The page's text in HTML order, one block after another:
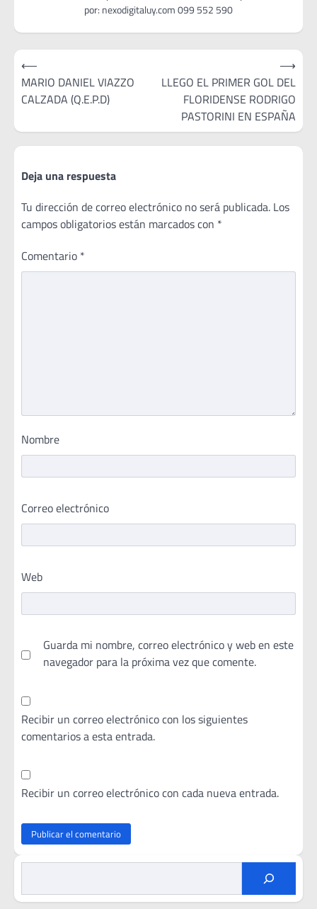
Navegación
de
entradas
⟵
MARIO DANIEL VIAZZO
CALZADA (Q.E.P.D)
LLEGO EL PRIMER GOL DEL
FLORIDENSE RODRIGO
PASTORINI EN ESPAÑA
⟶
Deja una respuesta
Tu dirección de correo electrónico no será publicada. Los
campos obligatorios están marcados con *
Comentario *
Nombre
Correo electrónico
Web
Guarda mi nombre, correo electrónico y web en este
navegador para la próxima vez que comente.
Recibir un correo electrónico con los siguientes
comentarios a esta entrada.
Recibir un correo electrónico con cada nueva entrada.